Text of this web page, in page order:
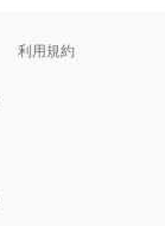
利用規約